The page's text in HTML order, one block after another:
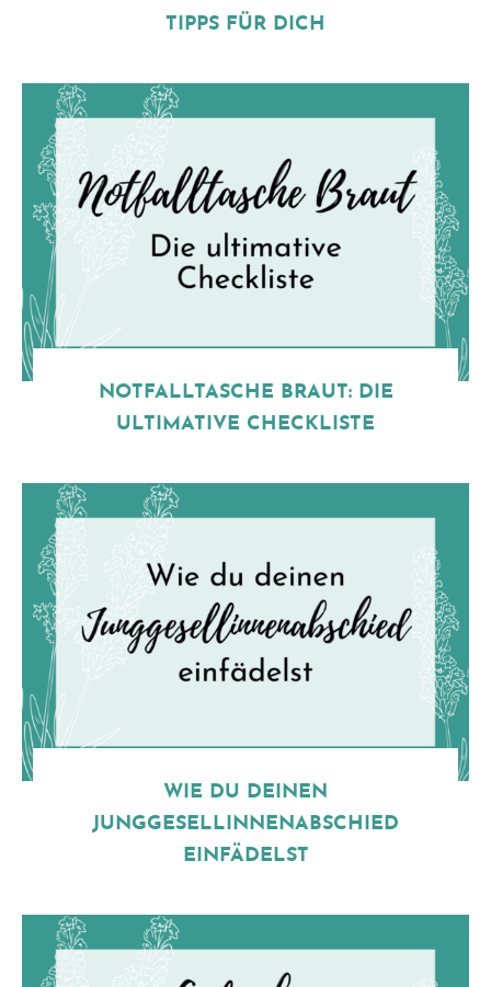
TIPPS FÜR DICH
NOTFALLTASCHE BRAUT: DIE
ULTIMATIVE CHECKLISTE
WIE DU DEINEN
JUNGGESELLINNENABSCHIED
EINFÄDELST